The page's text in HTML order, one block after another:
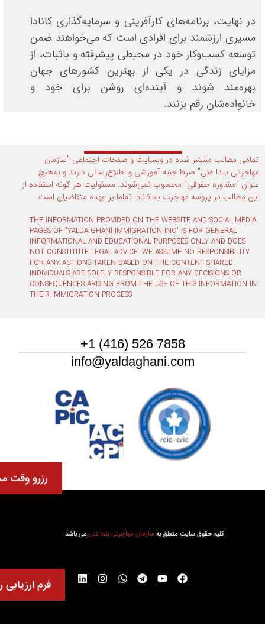
در نهایت، برنامه‌های کارآفرینی و سرمایه‌گذاری کانادا
مسیری ارزشمند برای افرادی است که می‌خواهند ضمن
توسعه کسب‌وکار خود در محیطی پیشرفته و باثبات، از
مزایای زندگی در یکی از بهترین کشورهای جهان
بهره‌مند شوند و آینده‌ای روشن برای خود و
خانواده‌شان رقم بزنند.
تمامی مطالب منتشر شده در وبسایت و صفحات اجتماعی "سازمان
مهاجرتی یلدا غنی" صرفا جنبه آموزشی و اطلاع‌رسانی دارند و به‌هیچ
عنوان "مشاوره حقوقی" محسوب نمی‌شوند. مسئولیت هر گونه استفاده از
این مطالب در پروسه مهاجرت به کانادا تماما بر عهده متقاضیان است.
THE INFORMATION PROVIDED ON THE WEBSITE AND SOCIAL MEDIA
PAGES OF "YALDA GHANI IMMIGRATION INC" IS FOR GENERAL
INFORMATIONAL AND EDUCATIONAL PURPOSES ONLY AND DOES
NOT CONSTITUTE LEGAL ADVICE. WE ASSUME NO RESPONSIBILITY
FOR ANY ACTIONS TAKEN BASED ON THE CONTENT SHARED.
INDIVIDUALS ARE SOLELY RESPONSIBLE FOR ANY DECISIONS OR
CONSEQUENCES ARISING FROM THE USE OF THIS INFORMATION IN
THEIR IMMIGRATION PROCESS
7858 526 (416) 1+
info@yaldaghani.com
کلیه حقوق سایت متعلق بهسازمان مهاجرتی یلدا غنیمی باشد
رزرو وقت
فرم ارزیابی